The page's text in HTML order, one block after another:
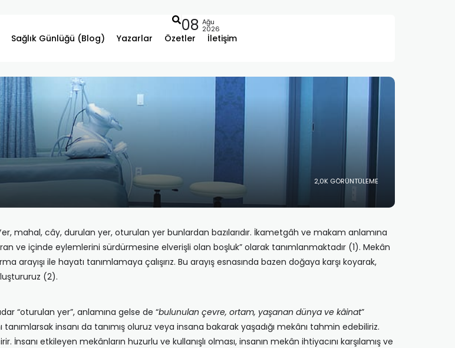
Sağlık Günlüğü (Blog) Yazarlar Özetler İletişim
08 Ağu
2026
2,0K GÖRÜNTÜLEME
mahal, cây, durulan yer, oturulan yer bunlardan bazılarıdır. İkametgâh ve makam anlamına
ve içinde eylemlerini sürdürmesine elverişli olan boşluk” olarak tanımlanmaktadır (1). Mekân
ile hayatı tanımlamaya çalışırız. Bu arayış esnasında bazen doğaya karşı koyarak,
(2).
“oturulan yer”, anlamına gelse de “bulunulan çevre, ortam, yaşanan dünya ve kâinat”
insanı da tanımış oluruz veya insana bakarak yaşadığı mekânı tahmin edebiliriz.
İnsanı etkileyen mekânların huzurlu ve kullanışlı olması, insanın mekân ihtiyacını karşılamış ve